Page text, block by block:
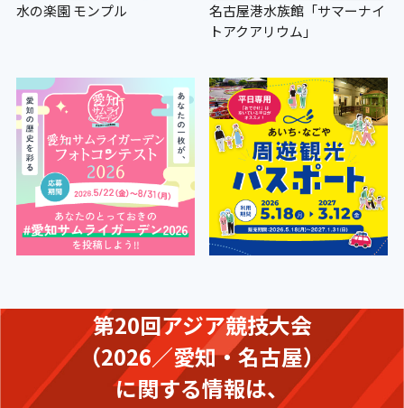
水の楽園 モンプル
名古屋港水族館「サマーナイ
トアクアリウム」
第20回アジア競技大会
（2026／愛知・名古屋）
に関する情報は、